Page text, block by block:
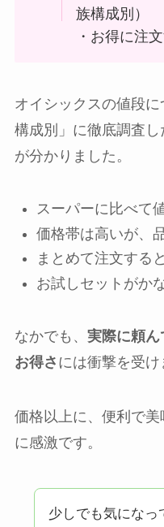
族構成別）
・お得に注
オイシックスの値段
構成別」に徹底調査
が分かりました。
スーパーに比べて
価格帯は高いが、
まとめて注文する
お試しセットがか
なかでも、 実際に頼
お得さ には衝撃を受け
価格以上に、便利で
に感激です。
少しでも気になっ